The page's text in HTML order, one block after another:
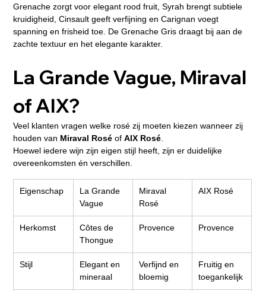
Grenache zorgt voor elegant rood fruit, Syrah brengt subtiele
kruidigheid, Cinsault geeft verfijning en Carignan voegt
spanning en frisheid toe. De Grenache Gris draagt bij aan de
zachte textuur en het elegante karakter.
La Grande Vague, Miraval
of AIX?
Veel klanten vragen welke rosé zij moeten kiezen wanneer zij
houden van Miraval Rosé of AIX Rosé.
Hoewel iedere wijn zijn eigen stijl heeft, zijn er duidelijke
overeenkomsten én verschillen.
Eigenschap
La Grande
Vague
Miraval
Rosé
AIX Rosé
Herkomst
Côtes de
Thongue
Provence Provence
Stijl
Elegant en
mineraal
Verfijnd en
bloemig
Fruitig en
toegankelijk